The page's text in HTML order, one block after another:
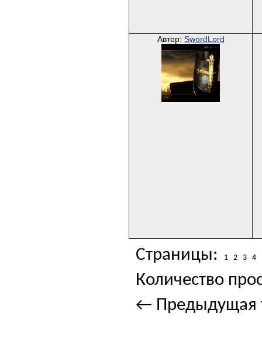
Автор: SwordLord
Страницы: 1 2 3 4
Количество
← Предыдущая